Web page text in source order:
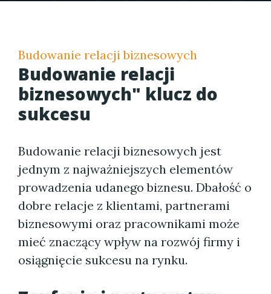
Budowanie relacji biznesowych
Budowanie relacji
biznesowych" klucz do
sukcesu
Budowanie relacji biznesowych jest
jednym z najważniejszych elementów
prowadzenia udanego biznesu. Dbałość o
dobre relacje z klientami, partnerami
biznesowymi oraz pracownikami może
mieć znaczący wpływ na rozwój firmy i
osiągnięcie sukcesu na rynku.